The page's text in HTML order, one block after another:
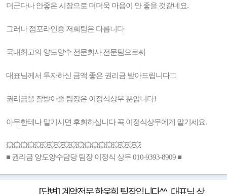
더군다나 안좋은 시장으로 더더욱 마음이 안 좋을 것같네요.
그러나 점포라인중 저희팀은 다릅니다
국내최고의 양도양수 전문회사 전문팀으로써
대표님께서 투자하신 금액 좋은 권리금 받아드립니다!!!
권리금을 잘받아줄 팀장은 이정식상무 뿐입니다!
아무한테나 맡기시면 후회하십니다 꼭 이정식상무에게 맡기세요.
💥💥💥💥💥💥💥💥💥💥💥💥💥💥💥💥💥💥💥
■ 권리금 양도양수담당 팀장 이정식 상무 010-9393-8909 ■